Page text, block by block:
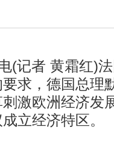
者 黄霜红)法
求，德国总理
激欧洲经济发
立经济特区。